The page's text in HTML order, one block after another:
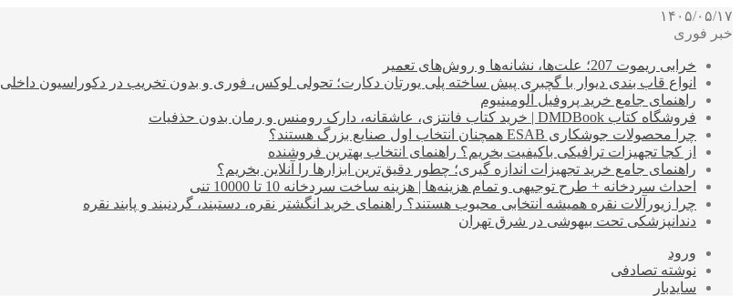
۱۴۰۵/۰۵/۱۷
خبر فوری
خرابی ریموت 207؛ علت‌ها، نشانه‌ها و روش‌های تعمیر
انواع قاب بندی دیوار با گچبری پیش ساخته پلی یورتان دکارت؛ تحولی لوکس، فوری و بدون تخریب در دکوراسیون داخلی
راهنمای جامع خرید پروفیل آلومینیوم
فروشگاه کتاب DMDBook | خرید کتاب فانتزی، عاشقانه، دارک رومنس و رمان بدون حذفیات
چرا محصولات جوشکاری ESAB همچنان انتخاب اول صنایع بزرگ هستند؟
از کجا تجهیزات ترافیکی باکیفیت بخریم؟ راهنمای انتخاب بهترین فروشنده
راهنمای جامع خرید تجهیزات اندازه گیری؛ چطور دقیق‌ترین ابزارها را آنلاین بخریم؟
احداث سردخانه + طرح توجیهی و تمام هزینه‌ها | هزینه ساخت سردخانه 10 تا 10000 تنی
چرا زیورآلات نقره همیشه انتخابی محبوب هستند؟ راهنمای خرید انگشتر نقره، دستبند، گردنبند و پابند نقره
دندانپزشکی تحت بیهوشی در شرق تهران
ورود
نوشته تصادفی
سایدبار